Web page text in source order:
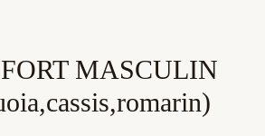
MASCULIN